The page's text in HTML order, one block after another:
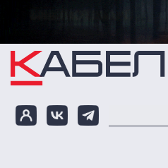
Перейти к основному